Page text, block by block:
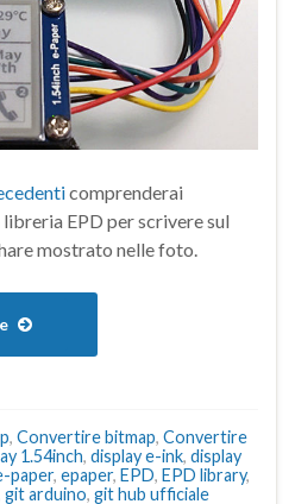
comprenderai
EPD per scrivere sul
mostrato nelle foto.
, Convertire bitmap, Convertire
1.54inch, display e-ink, display
paper, epaper, EPD, EPD library,
git arduino, git hub ufficiale